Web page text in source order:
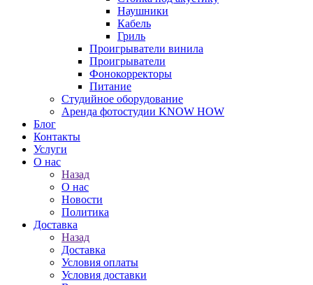
Наушники
Кабель
Гриль
Проигрыватели винила
Проигрыватели
Фонокорректоры
Питание
Студийное оборудование
Аренда фотостудии KNOW HOW
Блог
Контакты
Услуги
О нас
Назад
О нас
Новости
Политика
Доставка
Назад
Доставка
Условия оплаты
Условия доставки